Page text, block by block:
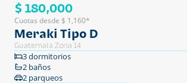
$ 180,000
Cuotas desde $ 1,160*
Meraki Tipo D
Guatemala Zona 14
3 dormitorios
2 baños
2 parqueos